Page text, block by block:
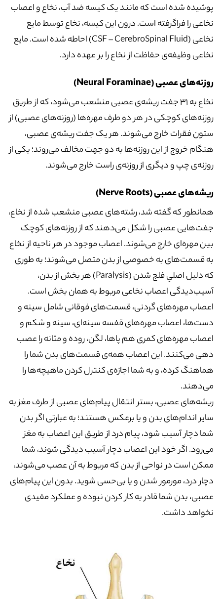
پوشیده شده است که مانند یک کیسه ضد آب، نخاع و اعصاب
نخاعی را فراگرفته است. درون این کیسه، نخاع توسط مایع
نخاعی (CSF – CerebroSpinal Fluid) احاطه شده است. مایع
نخاعی وظیفه‌ی حفاظت از نخاع را بر عهده دارد.
روزنه‌های عصبی (Neural Foraminae)
نخاع به 31 جفت ریشه‌ی عصبی منشعب می‌شود، که از طریق
روزنه‌های کوچکی در هر دو طرف مهره‌ها (روزنه‌های عصبی) از
ستون فقرات خارج می‌شوند. هر یک جفت ریشه‌ی عصبی،
هنگام خروج از این روزنه‌ها به دو جهت مخالف می‌روند؛ یکی از
روزنه‌ی چپ و دیگری از روزنه‌ی راست خارج می‌شوند.
ریشه‌های عصبی (Nerve Roots)
همانطور که گفته شد، رشته‌های عصبی منشعب شده از نخاع،
جفت‌هایی عصبی را شکل می‌دهند که از روزنه‌های کوچک
بین مهره‌ای خارج می‌شوند. اعصاب موجود در هر ناحیه از نخاع
به قسمت‌های به خصوصی از بدن متصل می‌شوند؛ به ‌طوری
که دلیل اصلیِ فلج شدن (Paralysis) هر بخش از بدن،
آسیب‌دیدگی اعصاب نخاعی مربوط به همان بخش است.
اعصاب مهره‌های گردنی، قسمت‌های فوقانی شامل سینه و
دست‌ها، اعصاب مهره‌های قفسه سینه‌ای، سینه و شکم و
اعصاب مهره‌های کمری هم پاها، لگن، روده و مثانه را عصب‌
دهی می‌کنند. این اعصاب همه‌ی قسمت‌های بدن شما را
هماهنگ کرده، و به شما اجازه‌ی کنترل کردن ماهیچه‌ها را
می‌دهند.
ریشه‌های عصبی، بستر انتقال پیام‌های عصبی از طرف مغز به
سایر اندام‌های بدن و یا برعکس هستند؛ به عبارتی اگر بدن
شما دچار آسیب شود، پیام درد از طریق این اعصاب به مغز
می‌رود. اگر خود این اعصاب دچار آسیب دیدگی شوند، شما
ممکن است در نواحی از بدن که مربوط به آن عصب می‌شوند،
دچار درد، مورمور شدن و یا بی‌حسی شوید. بدون این پیام‌های
عصبی، بدن شما قادر به کار کردن نبوده و عملکرد مفیدی
نخواهد داشت.